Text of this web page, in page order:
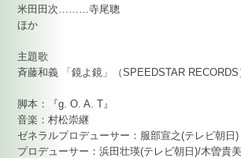
米田田次………寺尾聰
ほか
主題歌
斉藤和義 「鏡よ鏡」（SPEEDSTAR RECORDS
脚本：『g. O. A. T』
音楽：村松崇継
ゼネラルプロデューサー：服部宣之(テレビ朝日)
プロデューサー：浜田壮瑛(テレビ朝日)/木曽貴